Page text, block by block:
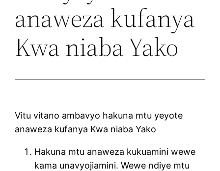
anaweza kufanya
Kwa niaba Yako
Vitu vitano ambavyo hakuna mtu yeyote
anaweza kufanya Kwa niaba Yako
Hakuna mtu anaweza kukuamini wewe
kama unavyojiamini. Wewe ndiye mtu